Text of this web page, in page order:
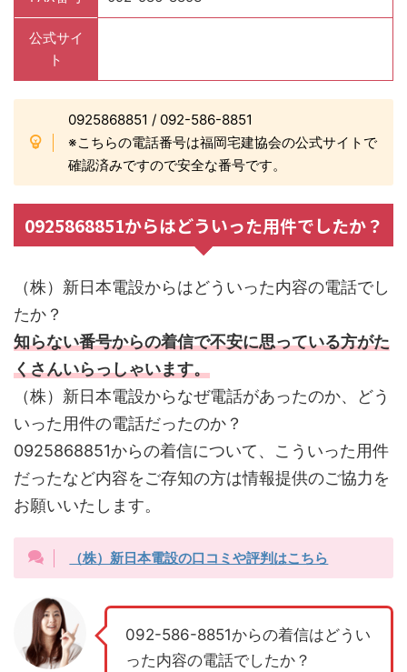
公式サイ
ト
0925868851 / 092-586-8851
※こちらの電話番号は福岡宅建協会の公式サイトで
確認済みですので安全な番号です。
0925868851からはどういった用件でしたか？
（株）新日本電設からはどういった内容の電話でし
たか？
知らない番号からの着信で不安に思っている方がた
くさんいらっしゃいます。
（株）新日本電設からなぜ電話があったのか、どう
いった用件の電話だったのか？
0925868851からの着信について、こういった用件
だったなど内容をご存知の方は情報提供のご協力を
お願いいたします。
（株）新日本電設の口コミや評判はこちら
092-586-8851からの着信はどうい
った内容の電話でしたか？